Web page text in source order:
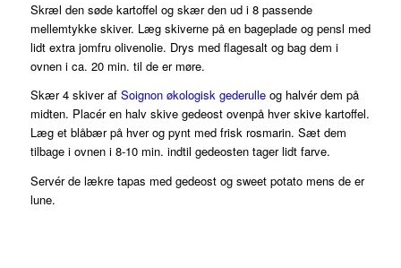
Skræl den søde kartoffel og skær den ud i 8 passende
mellemtykke skiver. Læg skiverne på en bageplade og pensl med
lidt extra jomfru olivenolie. Drys med flagesalt og bag dem i
ovnen i ca. 20 min. til de er møre.
Skær 4 skiver af Soignon økologisk gederulleog halvér dem på
midten. Placér en halv skive gedeost ovenpå hver skive kartoffel.
Læg et blåbær på hver og pynt med frisk rosmarin. Sæt dem
tilbage i ovnen i 8-10 min. indtil gedeosten tager lidt farve.
Servér de lækre tapas med gedeost og sweet potato mens de er
lune.